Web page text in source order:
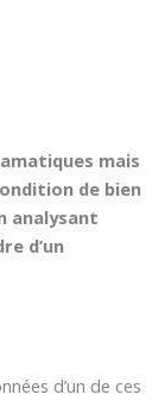
mais
de bien
analysant
d’un
d’un de ces